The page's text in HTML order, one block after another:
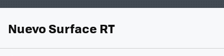
Nuevo Surface RT